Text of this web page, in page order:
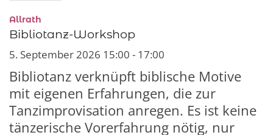
Allrath
Bibliotanz-Workshop
5. September 2026 15:00 - 17:00
Bibliotanz verknüpft biblische Motive
mit eigenen Erfahrungen, die zur
Tanzimprovisation anregen. Es ist keine
tänzerische Vorerfahrung nötig, nur